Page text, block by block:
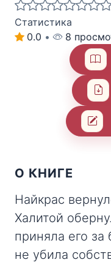
Статистика
0.0 •
8
О КНИГЕ
Найкрас
Халитой
приняла его за
не убила